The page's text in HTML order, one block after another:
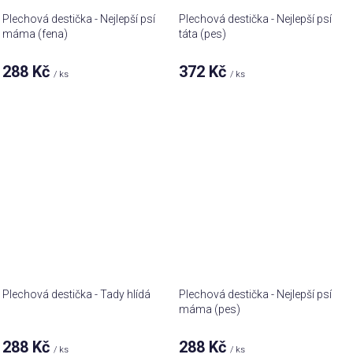
Plechová destička - Nejlepší psí
máma (fena)
288 Kč / ks
Plechová destička - Nejlepší psí
táta (pes)
372 Kč / ks
Plechová destička - Tady hlídá
288 Kč/ ks
Plechová destička - Nejlepší psí
máma (pes)
288 Kč/ ks